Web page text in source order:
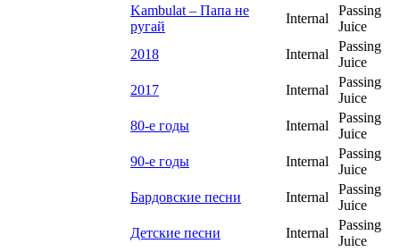
Kambulat – Папа не
ругай
Internal
Passing
Juice
2018
Internal
Passing
Juice
2017
Internal
Passing
Juice
80-е годы
Internal
Passing
Juice
90-е годы
Internal
Passing
Juice
Бардовские песни
Internal
Passing
Juice
Детские песни
Internal
Passing
Juice